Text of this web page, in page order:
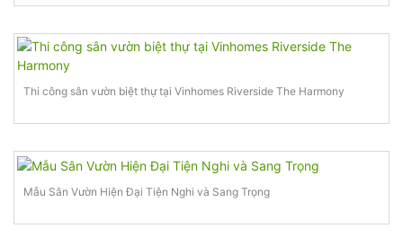
Thi công sân vườn biệt thự tại Vinhomes Riverside The Harmony
Mẫu Sân Vườn Hiện Đại Tiện Nghi và Sang Trọng